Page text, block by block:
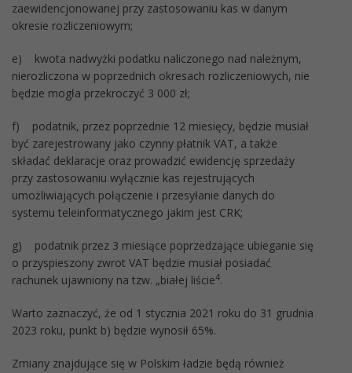
zaewidencjonowanej przy zastosowaniu kas w danym
okresie rozliczeniowym;
e) kwota nadwyżki podatku naliczonego nad należnym,
nierozliczona w poprzednich okresach rozliczeniowych, nie
będzie mogła przekroczyć 3 000 zł;
f) podatnik, przez poprzednie 12 miesięcy, będzie musiał
być zarejestrowany jako czynny płatnik VAT, a także
składać deklaracje oraz prowadzić ewidencję sprzedaży
przy zastosowaniu wyłącznie kas rejestrujących
umożliwiających połączenie i przesyłanie danych do
systemu teleinformatycznego jakim jest CRK;
g) podatnik przez 3 miesiące poprzedzające ubieganie się
o przyspieszony zwrot VAT będzie musiał posiadać
rachunek ujawniony na tzw. „białej liście4.
Warto zaznaczyć, że od 1 stycznia 2021 roku do 31 grudnia
2023 roku, punkt b) będzie wynosił 65%.
Zmiany znajdujące się w Polskim ładzie będą również